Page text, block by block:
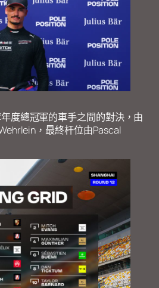
度總冠軍的車手之間的對決，由
，最終杆位由Pascal